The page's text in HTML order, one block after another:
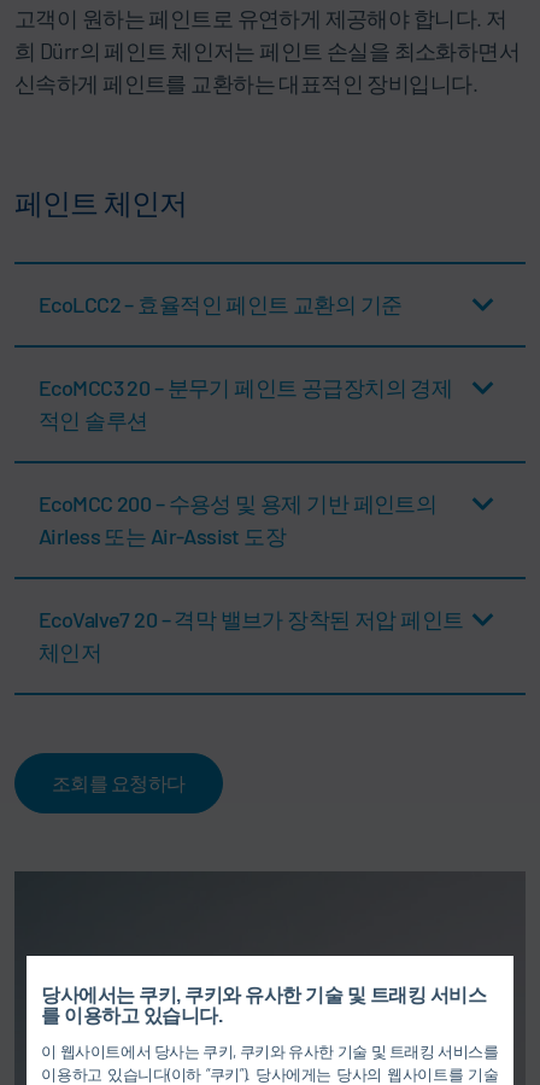
당사에서는 쿠키, 쿠키와 유사한 기술 및 트래킹 서비스
를 이용하고 있습니다.
이 웹사이트에서 당사는 쿠키, 쿠키와 유사한 기술 및 트래킹 서비스를
이용하고 있습니다(이하 “쿠키”). 당사에게는 당사의 웹사이트를 기술
고객이 원하는 페인트로 유연하게 제공해야 합니다. 저
희 Dürr의 페인트 체인저는 페인트 손실을 최소화하면서
신속하게 페인트를 교환하는 대표적인 장비입니다.
페인트 체인저
EcoLCC2 – 효율적인 페인트 교환의 기준
EcoMCC3 20 – 분무기 페인트 공급장치의 경제
적인 솔루션
EcoMCC 200 – 수용성 및 용제 기반 페인트의
Airless 또는 Air-Assist 도장
EcoValve7 20 – 격막 밸브가 장착된 저압 페인트
체인저
조회를 요청하다